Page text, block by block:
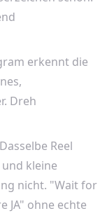
erkennt die
Dreh
Dasselbe Reel
kleine
nicht. "Wait for
JA" ohne echte